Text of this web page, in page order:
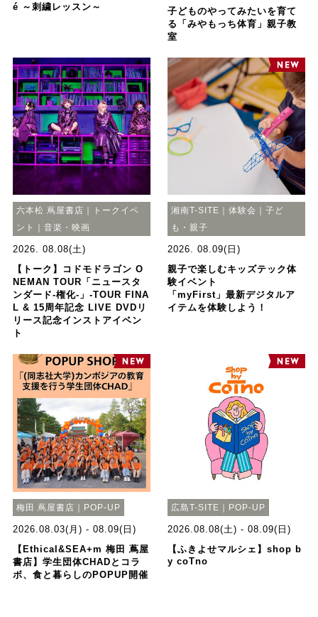
é ～刺繍レッスン～
子どものやってみたいを育て
る「みやもっち体育」親子教
室
六本松 蔦屋書店｜トークイベ
ント｜音楽・映画
2026. 08.08(土)
【トーク】コドモドラゴン O
NEMAN TOUR「ニュースタ
ンダード-権化-」-TOUR FINA
L & 15周年記念 LIVE DVDリ
リース記念インストアイベン
ト
湘南T-SITE｜体験会｜子ど
も・親子
2026. 08.09(日)
親子で楽しむキッズテック体
験イベント
「myFirst」最新デジタルア
イテムを体験しよう！
梅田 蔦屋書店｜POP-UP
2026.08.03(月) - 08.09(日)
【Ethical&SEA+m 梅田 蔦屋
書店】学生団体CHADとコラ
ボ、食と暮らしのPOPUP開催
広島T-SITE｜POP-UP
2026.08.08(土) - 08.09(日)
【ふきよせマルシェ】shop b
y coTno